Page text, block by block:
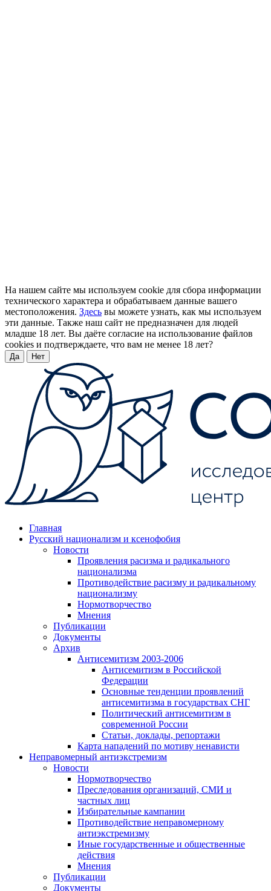
На нашем сайте мы используем cookie для сбора информации
технического характера и обрабатываем данные вашего
местоположения. Здесь вы можете узнать, как мы используем
эти данные. Также наш сайт не предназначен для людей
младше 18 лет. Вы даёте согласие на использование файлов
cookies и подтверждаете, что вам не менее 18 лет?
Да Нет
Главная
Русский национализм и ксенофобия
Новости
Проявления расизма и радикального
национализма
Противодействие расизму и радикальному
национализму
Нормотворчество
Мнения
Публикации
Документы
Архив
Антисемитизм 2003-2006
Антисемитизм в Российской
Федерации
Основные тенденции проявлений
антисемитизма в государствах СНГ
Политический антисемитизм в
современной России
Статьи, доклады, репортажи
Карта нападений по мотиву ненависти
Неправомерный антиэкстремизм
Новости
Нормотворчество
Преследования организаций, СМИ и
частных лиц
Избирательные кампании
Противодействие неправомерному
антиэкстремизму
Иные государственные и общественные
действия
Мнения
Публикации
Документы